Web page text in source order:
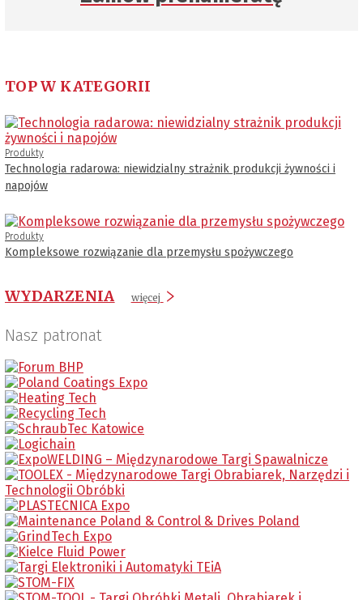
TOP W KATEGORII
Produkty
Technologia radarowa: niewidzialny strażnik produkcji żywności i
napojów
Produkty
Kompleksowe rozwiązanie dla przemysłu spożywczego
WYDARZENIA więcej
Nasz patronat